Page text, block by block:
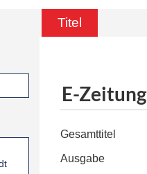
Titel
E-Zeitung
Gesamttitel
Ausgabe